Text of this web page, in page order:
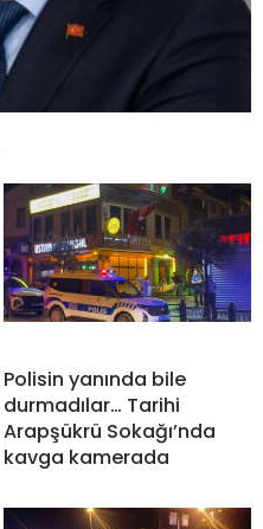
Polisin yanında bile
durmadılar… Tarihi
Arapşükrü Sokağı’nda
kavga kamerada